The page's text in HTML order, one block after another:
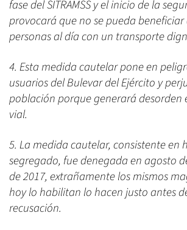
fase del SITRAMSS y el inicio de la
provocará que no se pueda beneficiar
personas al día con un transporte
4. Esta medida cautelar pone en
usuarios del Bulevar del Ejército y
población porque generará desorden
vial.
5. La medida cautelar, consistente en
segregado, fue denegada en agosto
de 2017, extrañamente los mismos
hoy lo habilitan lo hacen justo antes
recusación.